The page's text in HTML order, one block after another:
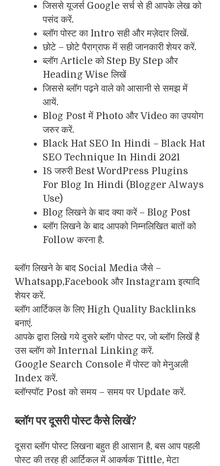
जिससे यूजर्स Google सर्च से ही आपके लेख को
पसंद करें.
ब्लॉग पोस्ट का Intro सही और मज़ेदार लिखें.
छोटे – छोटे पैराग्राफ में सही जानकारी शेयर करें.
ब्लॉग Article को Step By Step और
Heading Wise लिखें
जिससे ब्लॉग पढ़ने वाले को आसानी से समझ में
आयें.
Blog Post में Photo और Video का उपयोग
जरुर करें.
Black Hat SEO In Hindi – Black Hat
SEO Technique In Hindi 2021
18 जरुरी Best WordPress Plugins
For Blog In Hindi (Blogger Always
Use)
Blog लिखने के बाद क्या करें – Blog Post
ब्लॉग लिखने के बाद आपको निम्नलिखित बातों को
Follow करना है.
ब्लॉग लिखने के बाद Social Media जैसे –
Whatsapp,Facebook और Instagram इत्यादि
शेयर करें.
ब्लॉग आर्टिकल के लिए High Quality Backlinks
बनाएं.
आपके द्वारा लिखे गये दुसरे ब्लॉग पोस्ट पर, जो ब्लॉग लिखें है
उस ब्लॉग को Internal Linking करें.
Google Search Console में पोस्ट को मेनुअली
Index करें.
ब्लॉग्स्पॉट Post को समय – समय पर Update करें.
ब्लॉग पर दूसरी पोस्ट कैसे लिखें?
दूसरा ब्लॉग पोस्ट लिखना बहुत ही आसान है, बस आप पहली
पोस्ट की तरह ही आर्टिकल में आकर्षक Tittle, मेटा